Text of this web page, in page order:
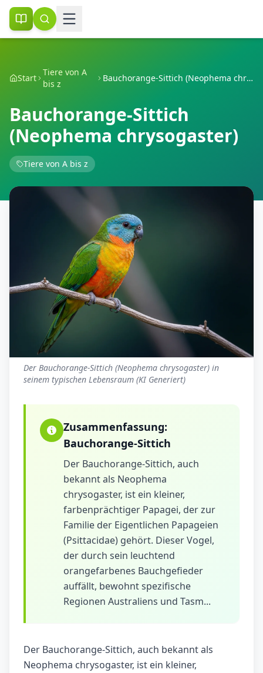
Start
Tiere von A
bis z
Bauchorange-Sittich (Neophema chrysogaster)
Bauchorange-Sittich
(Neophema chrysogaster)
Tiere von A bis z
Der Bauchorange-Sittich (Neophema chrysogaster) in
seinem typischen Lebensraum (KI Generiert)
Zusammenfassung:
Bauchorange-Sittich
Der Bauchorange-Sittich, auch
bekannt als Neophema
chrysogaster, ist ein kleiner,
farbenprächtiger Papagei, der zur
Familie der Eigentlichen Papageien
(Psittacidae) gehört. Dieser Vogel,
der durch sein leuchtend
orangefarbenes Bauchgefieder
auffällt, bewohnt spezifische
Regionen Australiens und Tasm...
Der Bauchorange-Sittich, auch bekannt als
Neophema chrysogaster, ist ein kleiner,